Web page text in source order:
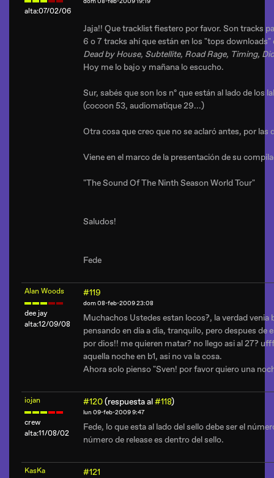
alta:07/02/06
Jaja!! Que tracklist fiestero por favor. Son tracks
6 o 7 tracks ahí que están en los "tops
Dead by House, Subtellite, Road Rage, Timing,
Hoy me lo bajo y mañana lo escucho.
Sur, sabés que son los nº que están al lado de los
(cocoon 53, audiomatique 29...)
Otra cosa que creo que no se aclaró antes, por las
Viene en el marco de la presentación de su
"The Sound Of The Ninth Season World Tour"
Saludos!
Fede
Alan Woods
dee jay
alta:12/09/08
#119
dom 08-feb-2009 23:08
Muchachos Ustedes estan locos?, la verdad
pensando en dia a dia, tranquilo, pero despues de
por dios!! me quieren matar? no llego asi al 27?
aquella noche en b1, asi no va la cosa.
Ahora solo pienso "Sven! por favor quiero una
iojan
crew
alta:11/08/02
#120(respuesta al#118)
lun 09-feb-2009 9:47
Fede, lo que esta al lado del sello debe ser el
número de release es dentro del sello.
KasKa #121